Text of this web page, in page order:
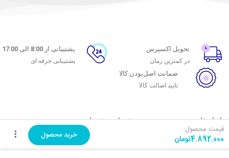
قیمت محصول:
تومان4.892.000 خرید محصول
تحویل اکسپرس
در کمترین زمان
پشتیبانی از 8:00 الی 17:00
پشتیبانی حرفه ای
ضمانت اصل‌بودن کالا
تایید اصالت کالا
با ماه خانوم
اتاق خبر ماه خانوم
خدمات مشتریان
پاسخ به پرسش‌های متداول